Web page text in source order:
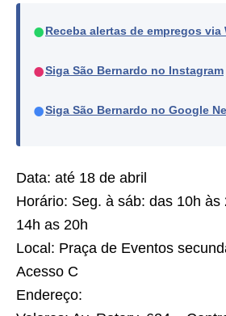
● Receba alertas de empregos via
●Siga São Bernardo no Instagram
●Siga São Bernardo no Google
Data: até 18 de abril
Horário: Seg. à sáb: das 10h
14h as 20h
Local: Praça de Eventos
Acesso C
Endereço: